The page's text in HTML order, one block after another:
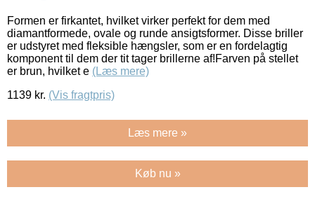
Formen er firkantet, hvilket virker perfekt for dem med
diamantformede, ovale og runde ansigtsformer. Disse briller
er udstyret med fleksible hængsler, som er en fordelagtig
komponent til dem der tit tager brillerne af!Farven på stellet
er brun, hvilket e (Læs mere)
1139 kr. (Vis fragtpris)
Læs mere »
Køb nu »